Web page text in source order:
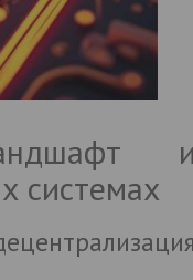
и
системах